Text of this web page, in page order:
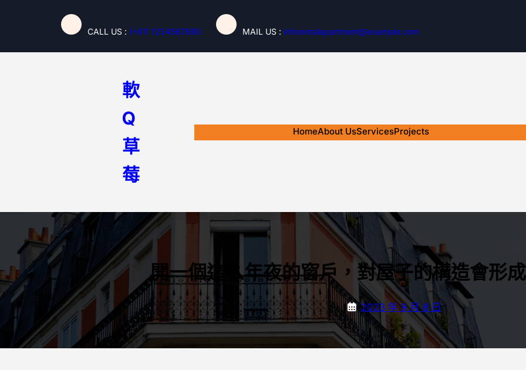
要
CALL US : (+91) 1234567890 MAIL US : inforentalapartment@example.com
軟
Q
草
莓
HomeAbout UsServicesProjects
開一個這么年夜的窗戶，對屋子的構造會形
2023 年 9 月 8 日